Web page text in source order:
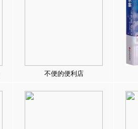
不便的便利店